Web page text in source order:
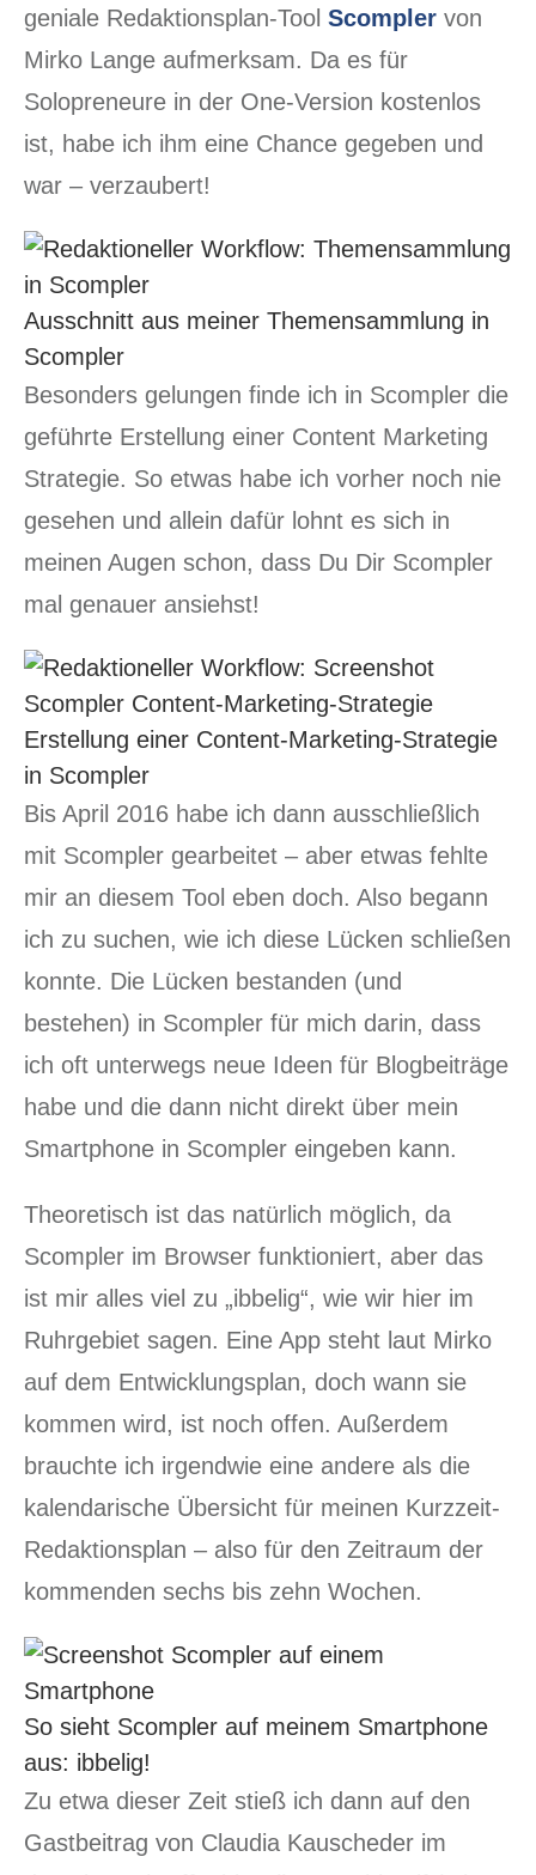
geniale Redaktionsplan-Tool Scompler von
Mirko Lange aufmerksam. Da es für
Solopreneure in der One-Version kostenlos
ist, habe ich ihm eine Chance gegeben und
war – verzaubert!
Ausschnitt aus meiner Themensammlung in
Scompler
Besonders gelungen finde ich in Scompler die
geführte Erstellung einer Content Marketing
Strategie. So etwas habe ich vorher noch nie
gesehen und allein dafür lohnt es sich in
meinen Augen schon, dass Du Dir Scompler
mal genauer ansiehst!
Erstellung einer Content-Marketing-Strategie
in Scompler
Bis April 2016 habe ich dann ausschließlich
mit Scompler gearbeitet – aber etwas fehlte
mir an diesem Tool eben doch. Also begann
ich zu suchen, wie ich diese Lücken schließen
konnte. Die Lücken bestanden (und
bestehen) in Scompler für mich darin, dass
ich oft unterwegs neue Ideen für Blogbeiträge
habe und die dann nicht direkt über mein
Smartphone in Scompler eingeben kann.
Theoretisch ist das natürlich möglich, da
Scompler im Browser funktioniert, aber das
ist mir alles viel zu „ibbelig“, wie wir hier im
Ruhrgebiet sagen. Eine App steht laut Mirko
auf dem Entwicklungsplan, doch wann sie
kommen wird, ist noch offen. Außerdem
brauchte ich irgendwie eine andere als die
kalendarische Übersicht für meinen Kurzzeit-
Redaktionsplan – also für den Zeitraum der
kommenden sechs bis zehn Wochen.
So sieht Scompler auf meinem Smartphone
aus: ibbelig!
Zu etwa dieser Zeit stieß ich dann auf den
Gastbeitrag von Claudia Kauscheder im